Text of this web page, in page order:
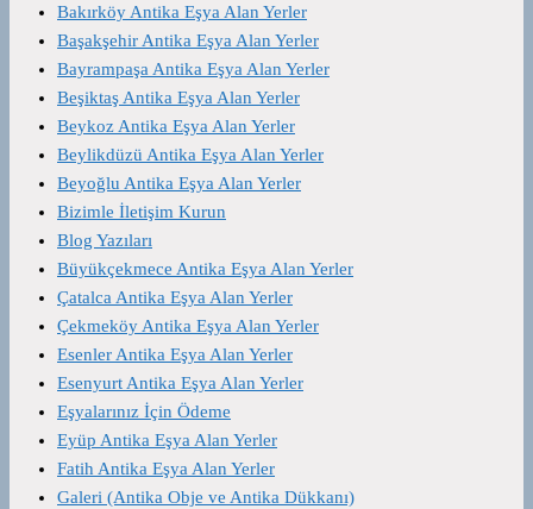
Bakırköy Antika Eşya Alan Yerler
Başakşehir Antika Eşya Alan Yerler
Bayrampaşa Antika Eşya Alan Yerler
Beşiktaş Antika Eşya Alan Yerler
Beykoz Antika Eşya Alan Yerler
Beylikdüzü Antika Eşya Alan Yerler
Beyoğlu Antika Eşya Alan Yerler
Bizimle İletişim Kurun
Blog Yazıları
Büyükçekmece Antika Eşya Alan Yerler
Çatalca Antika Eşya Alan Yerler
Çekmeköy Antika Eşya Alan Yerler
Esenler Antika Eşya Alan Yerler
Esenyurt Antika Eşya Alan Yerler
Eşyalarınız İçin Ödeme
Eyüp Antika Eşya Alan Yerler
Fatih Antika Eşya Alan Yerler
Galeri (Antika Obje ve Antika Dükkanı)